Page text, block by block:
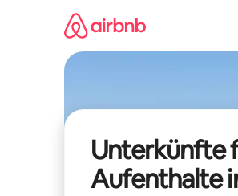
Unterkünfte
Aufenthalte